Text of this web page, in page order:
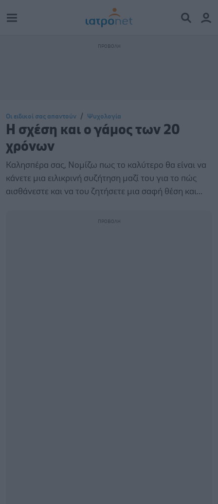
Οι ειδικοί σας απαντούν Ψυχολογία
Η σχέση και ο γάμος των 20
χρόνων
Καλησπέρα σας, Νομίζω πως το καλύτερο θα είναι να
κάνετε μια ειλικρινή συζήτηση μαζί του για το πώς
αισθάνεστε και να του ζητήσετε μια σαφή θέση και...